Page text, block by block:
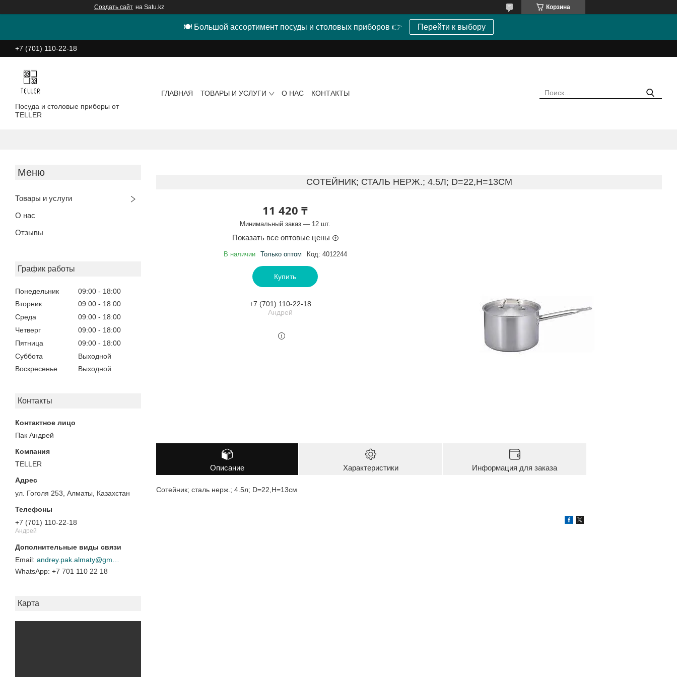
Создать сайт на Satu.kz Корзина
🍽 Большой ассортимент посуды и столовых приборов 👉 Перейти к выбору
+7 (701) 110-22-18
Посуда и столовые приборы от
TELLER
ГЛАВНАЯ ТОВАРЫ И УСЛУГИ О НАС КОНТАКТЫ
Товары и услуги
О нас
Отзывы
График работы
Понедельник 09:00
18:00
Вторник
09:00
18:00
Среда
09:00
18:00
Четверг
09:00
18:00
Пятница
09:00
18:00
Суббота
Выходной
Воскресенье
Выходной
Контакты
Пак Андрей
TELLER
ул. Гоголя 253, Алматы, Казахстан
+7 (701) 110-22-18
Андрей
+7 701 110 22 18
Карта
СОТЕЙНИК; СТАЛЬ НЕРЖ.; 4.5Л; D=22,H=13СМ
11 420 ₸
Минимальный заказ — 12 шт.
Показать все оптовые цены
В наличии Только оптом Код: 4012244
Купить
+7 (701) 110-22-18
Андрей
Описание Характеристики Информация для заказа
Сотейник; сталь нерж.; 4.5л; D=22,H=13см